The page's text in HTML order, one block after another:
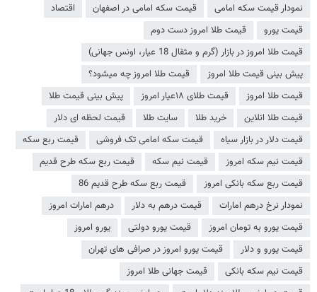
نمودار قیمت سکه امامی
قیمت سکه امامی در اصفهان
اقتصاد
قیمت یورو
قیمت طلا امروز دست دوم
قیمت طلا امروز در بازار (گرم و مثقال 18 عیار، اونس جهانی)
پیش بینی قیمت طلا امروز
قیمت طلا امروز چه میشود؟
قیمت طلا امروز
قیمت طلای ۱۸عیار امروز
پیش بینی قیمت طلا
قیمت طلا انلاین
خرید طلا سایت طلا
قیمت لحظه ای دلار
قیمت دلار در بازار سیاه
قیمت سکه امامی تک فروشی
قیمت ربع سکه
قیمت نیم سکه امروز
قیمت نیم سکه
قیمت ربع سکه طرح قدیم
قیمت ربع سکه بانکی امروز
قیمت ربع سکه طرح قدیم 86
نمودار نرخ درهم امارات
قیمت درهم به دلار
درهم امارات امروز
قیمت یورو به تومان امروز
قیمت یورو دولتی
یورو امروز
قیمت یورو و دلار
قیمت یورو امروز در صرافی های تهران
قیمت نیم سکه بانکی
قیمت جهانی طلا امروز